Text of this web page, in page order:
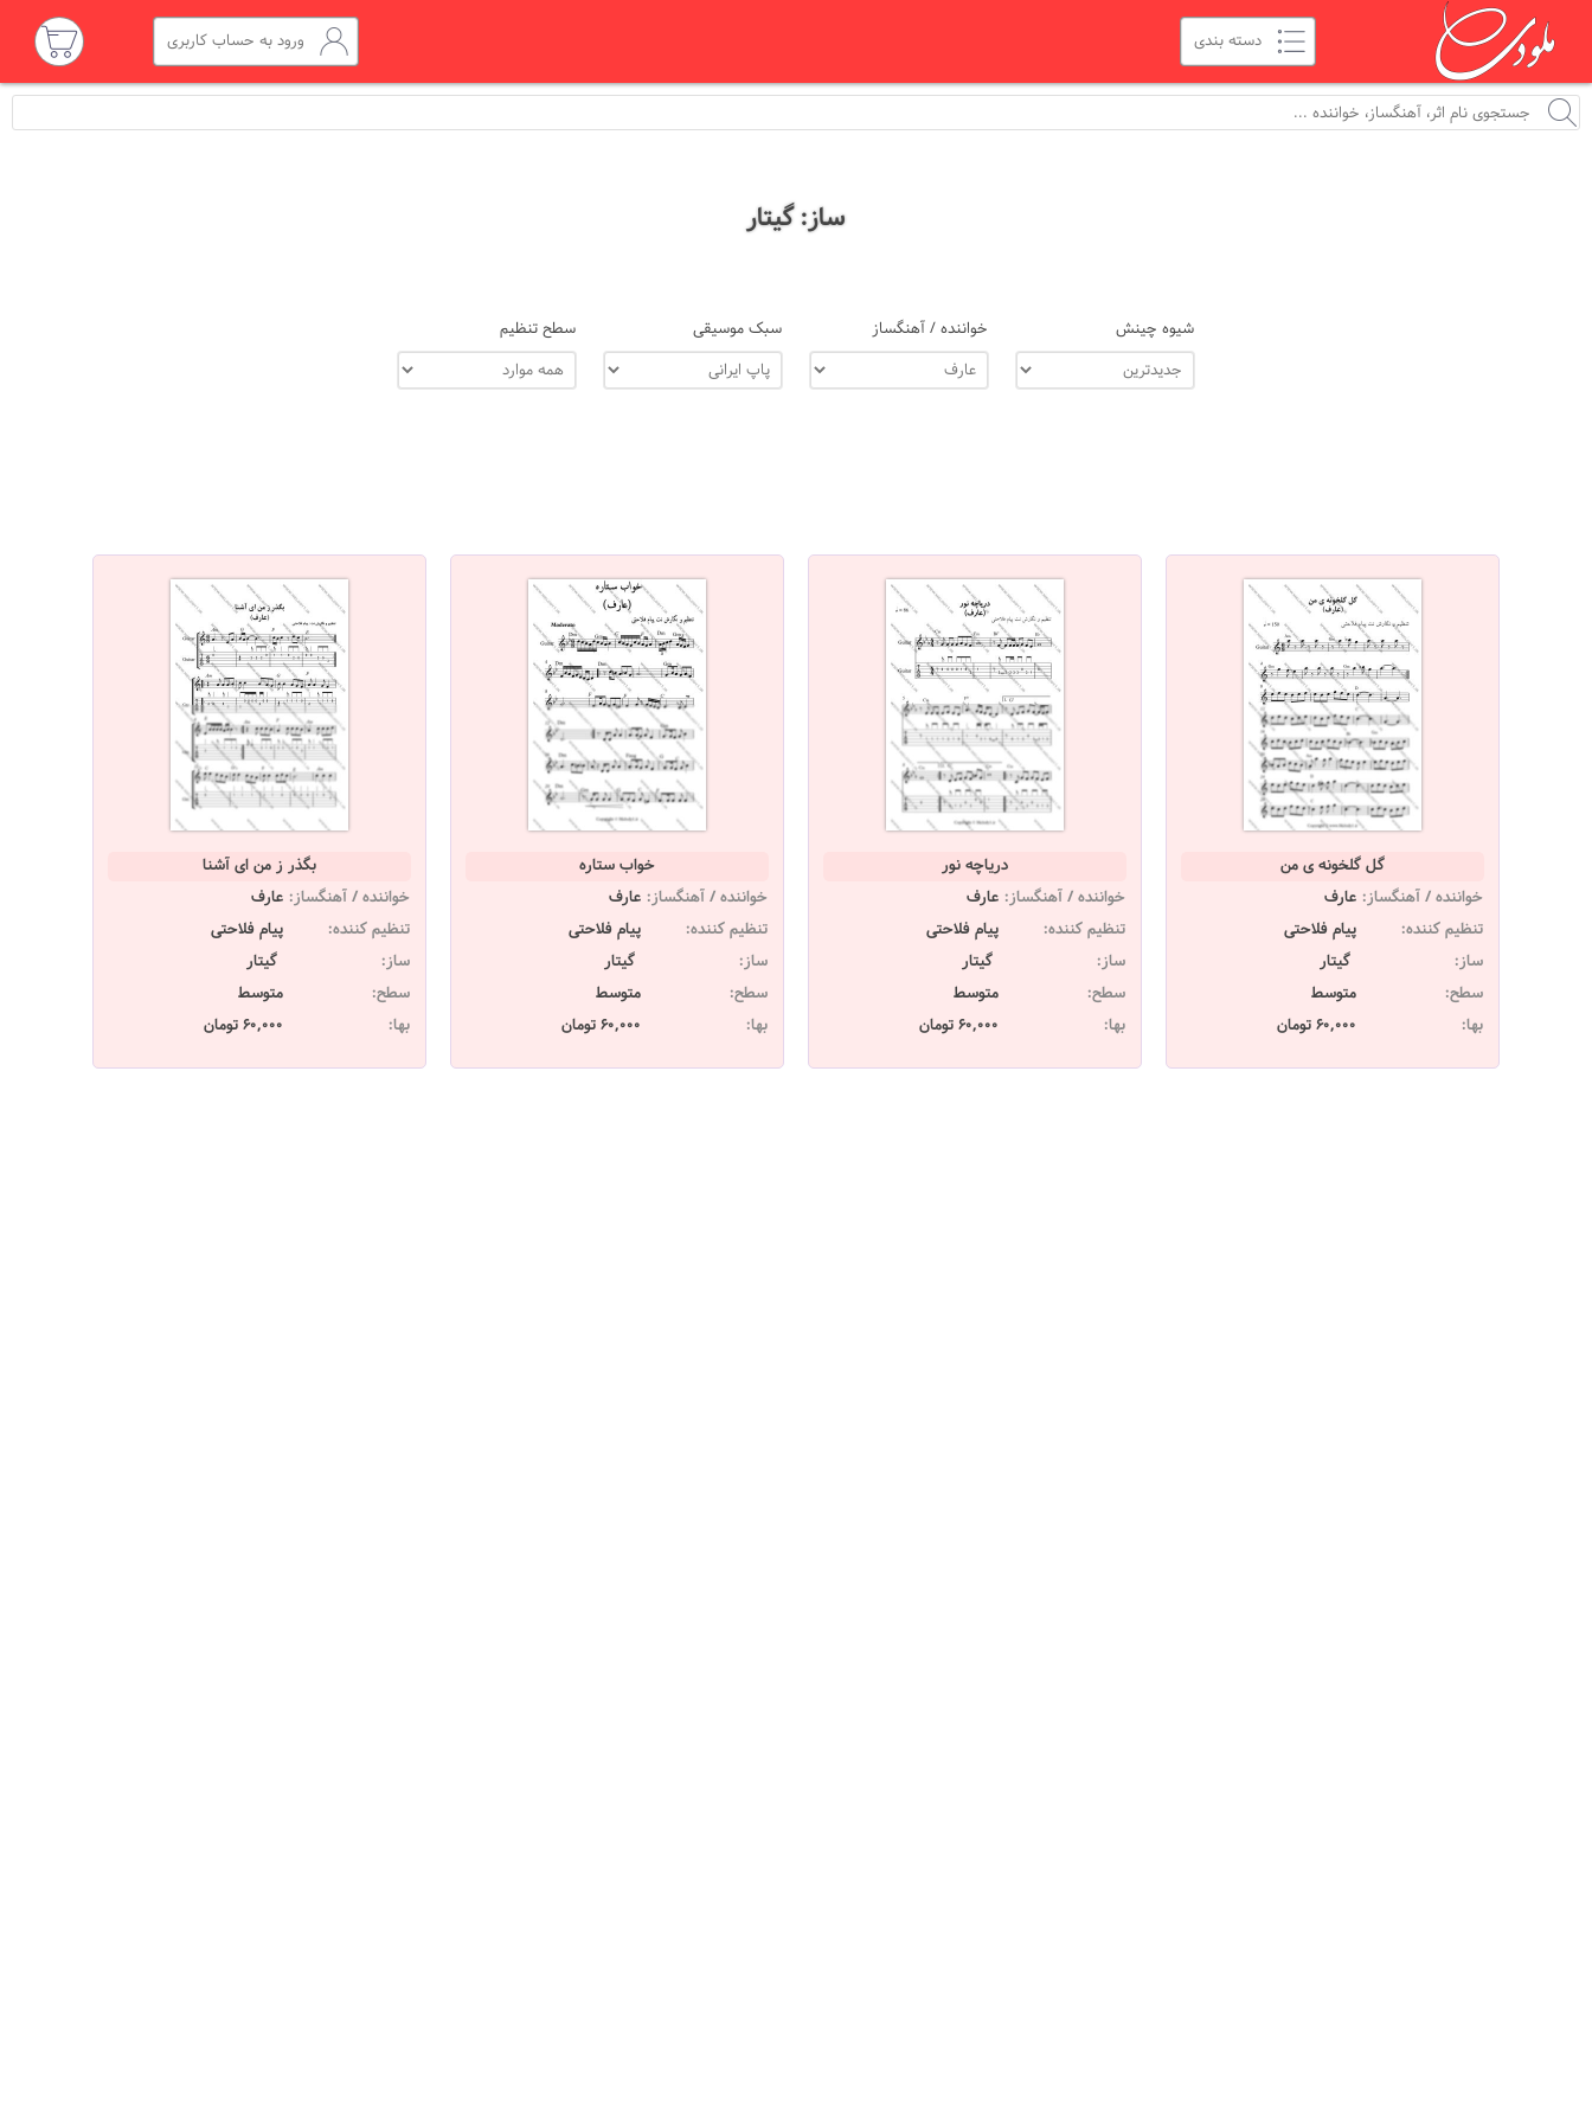
ورود به حساب کاربری
ساز: گیتار
شیوه چینش خواننده / آهنگساز سبک موسیقی سطح تنظیم
گل گلخونه ی من
خواننده / آهنگساز: عارف
تنظیم کننده:
پیام فلاحتی
ساز:
گیتار
سطح:
متوسط
بها:
60,000 تومان
دریاچه نور
خواننده / آهنگساز: عارف
تنظیم کننده:
پیام فلاحتی
ساز:
گیتار
سطح:
متوسط
بها:
60,000 تومان
خواب ستاره
خواننده / آهنگساز: عارف
تنظیم کننده:
پیام فلاحتی
ساز:
گیتار
سطح:
متوسط
بها:
60,000 تومان
بگذر ز من ای آشنا
خواننده / آهنگساز: عارف
تنظیم کننده:
پیام فلاحتی
ساز:
گیتار
سطح:
متوسط
بها:
60,000 تومان